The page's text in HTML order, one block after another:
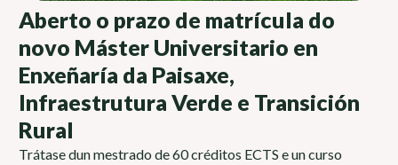
Aberto o prazo de matrícula do
novo Máster Universitario en
Enxeñaría da Paisaxe,
Infraestrutura Verde e Transición
Rural
Trátase dun mestrado de 60 créditos ECTS e un curso